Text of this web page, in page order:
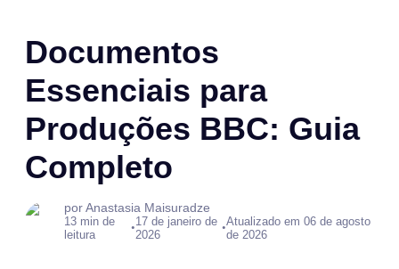
Documentos
Essenciais para
Produções BBC: Guia
Completo
por Anastasia Maisuradze
13 min de
leitura
•17 de janeiro de
2026
•Atualizado em 06 de agosto
de 2026